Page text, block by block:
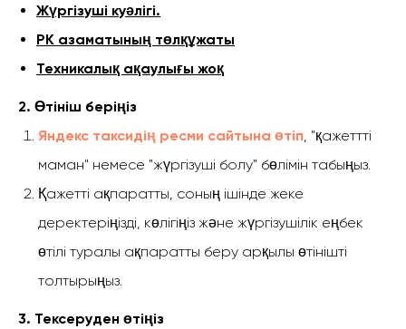
Жүргізуші куәлігі.
РК азаматының төлқұжаты
Техникалық ақаулығы жоқ
2. Өтініш беріңіз
Яндекс таксидің ресми сайтына өтіп, "қажеттті
маман" немесе "жүргізуші болу" бөлімін табыңыз.
Қажетті ақпаратты, соның ішінде жеке
деректеріңізді, көлігіңіз және жүргізушілік еңбек
өтілі туралы ақпаратты беру арқылы өтінішті
толтырыңыз.
3. Тексеруден өтіңіз